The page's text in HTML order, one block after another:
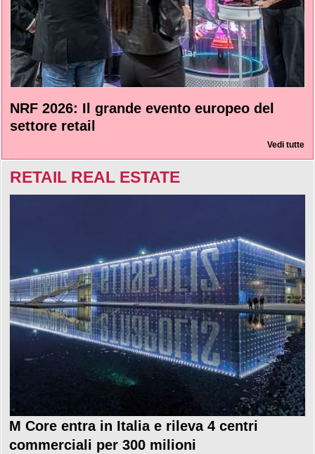
NRF 2026: Il grande evento europeo del
settore retail
Vedi tutte
RETAIL REAL ESTATE
M Core entra in Italia e rileva 4 centri
commerciali per 300 milioni